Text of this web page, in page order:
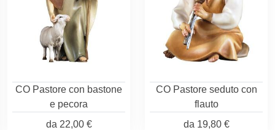
CO Pastore con bastone
e pecora
da 22,00 €
CO Pastore seduto con
flauto
da 19,80 €